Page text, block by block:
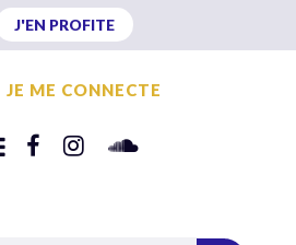
J'EN PROFITE
JE ME CONNECTE